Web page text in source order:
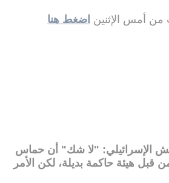
من أمس الإثنين اضغط هنا
الإسرائيلي: "لا شك" أن حماس
هيئة حاكمة بديلة، لكن الأمر